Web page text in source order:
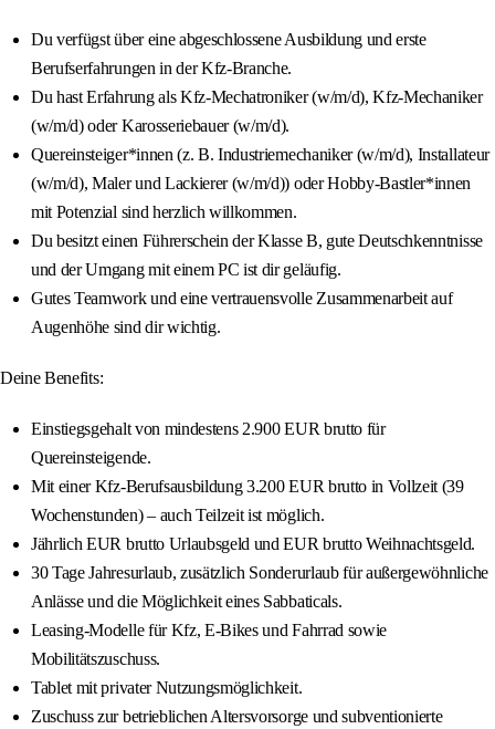
Du verfügst über eine abgeschlossene Ausbildung und erste
Berufserfahrungen in der Kfz-Branche.
Du hast Erfahrung als Kfz-Mechatroniker (w/m/d), Kfz-Mechaniker
(w/m/d) oder Karosseriebauer (w/m/d).
Quereinsteiger*innen (z. B. Industriemechaniker (w/m/d), Installateur
(w/m/d), Maler und Lackierer (w/m/d)) oder Hobby-Bastler*innen
mit Potenzial sind herzlich willkommen.
Du besitzt einen Führerschein der Klasse B, gute Deutschkenntnisse
und der Umgang mit einem PC ist dir geläufig.
Gutes Teamwork und eine vertrauensvolle Zusammenarbeit auf
Augenhöhe sind dir wichtig.
Deine Benefits:
Einstiegsgehalt von mindestens 2.900 EUR brutto für
Quereinsteigende.
Mit einer Kfz-Berufsausbildung 3.200 EUR brutto in Vollzeit (39
Wochenstunden) – auch Teilzeit ist möglich.
Jährlich EUR brutto Urlaubsgeld und EUR brutto Weihnachtsgeld.
30 Tage Jahresurlaub, zusätzlich Sonderurlaub für außergewöhnliche
Anlässe und die Möglichkeit eines Sabbaticals.
Leasing-Modelle für Kfz, E-Bikes und Fahrrad sowie
Mobilitätszuschuss.
Tablet mit privater Nutzungsmöglichkeit.
Zuschuss zur betrieblichen Altersvorsorge und subventionierte